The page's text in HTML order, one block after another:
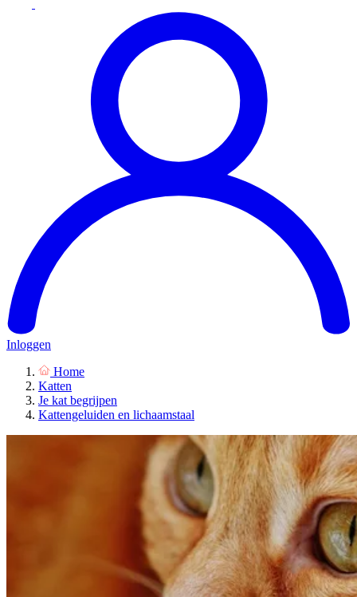
Inloggen
Home
Katten
Je kat begrijpen
Kattengeluiden en lichaamstaal